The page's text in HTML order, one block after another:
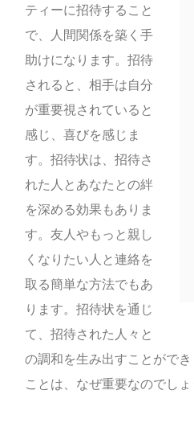
ティーに招待すること
で、人間関係を築く手
助けになります。招待
されると、相手は自分
が重要視されていると
感じ、喜びを感じま
す。招待状は、招待さ
れた人とあなたとの絆
を深める効果もありま
す。友人やもっと親し
くなりたい人と連絡を
取る簡単な方法でもあ
ります。招待状を通じ
て、招待された人々と
の調和を生み出すことがで
ことは、なぜ重要なのでしょ